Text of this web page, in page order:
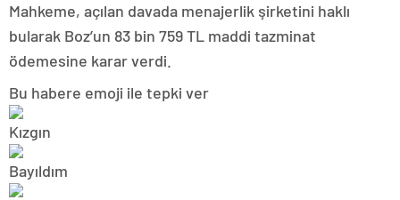
Mahkeme, açılan davada menajerlik şirketini haklı
bularak Boz’un 83 bin 759 TL maddi tazminat
ödemesine karar verdi.
Bu habere emoji ile tepki ver